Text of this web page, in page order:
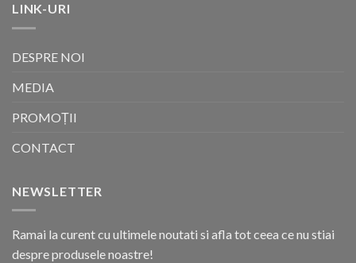
LINK-URI
DESPRE NOI
MEDIA
PROMOȚII
CONTACT
NEWSLETTER
Ramai la curent cu ultimele noutati si afla tot ceea ce nu stiai
despre produsele noastre!